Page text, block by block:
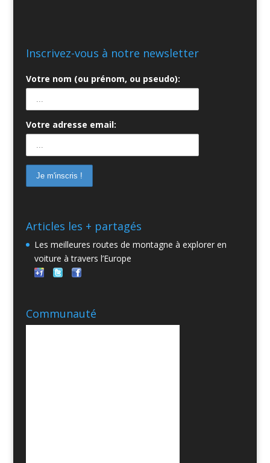
Inscrivez-vous à notre newsletter
Votre nom (ou prénom, ou pseudo):
Votre adresse email:
Articles les + partagés
Les meilleures routes de montagne à explorer en
voiture à travers l’Europe
Communauté